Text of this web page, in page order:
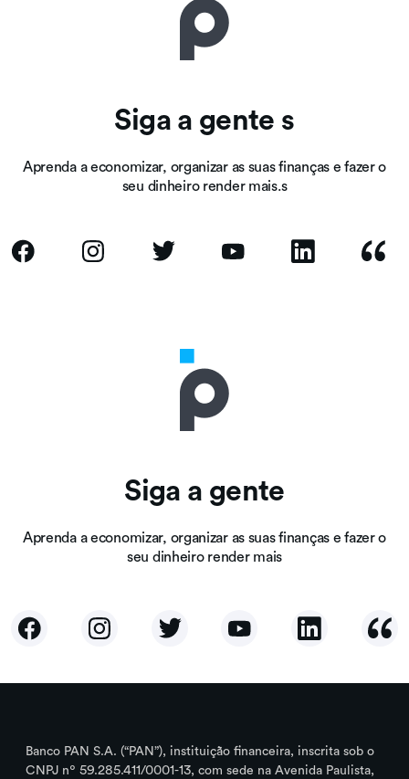
Siga a gente s
Aprenda a economizar, organizar as suas finanças e fazer o
seu dinheiro render mais.s
Siga a gente
Aprenda a economizar, organizar as suas finanças e fazer o
seu dinheiro render mais
Banco PAN S.A. (“PAN”), instituição financeira, inscrita sob o
CNPJ nº 59.285.411/0001-13, com sede na Avenida Paulista,